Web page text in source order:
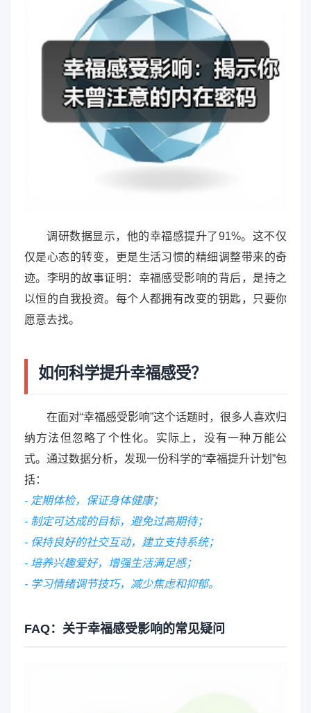
调研数据显示，他的幸福感提升了91%。这不仅
仅是心态的转变，更是生活习惯的精细调整带来的奇
迹。李明的故事证明：幸福感受影响的背后，是持之
以恒的自我投资。每个人都拥有改变的钥匙，只要你
愿意去找。
如何科学提升幸福感受？
在面对“幸福感受影响”这个话题时，很多人喜欢归
纳方法但忽略了个性化。实际上，没有一种万能公
式。通过数据分析，发现一份科学的“幸福提升计划”包
括：
- 定期体检，保证身体健康；
- 制定可达成的目标，避免过高期待；
- 保持良好的社交互动，建立支持系统；
- 培养兴趣爱好，增强生活满足感；
- 学习情绪调节技巧，减少焦虑和抑郁。
FAQ：关于幸福感受影响的常见疑问